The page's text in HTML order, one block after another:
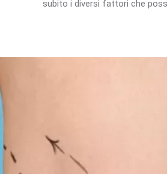
subito i diversi fattori che